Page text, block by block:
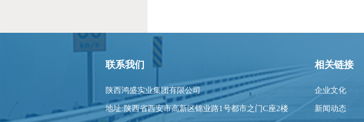
联系我们
陕西鸿盛实业集团有限公司
地址:陕西省西安市高新区锦业路1号都市之门C座2楼
相关链接
企业文化
新闻动态